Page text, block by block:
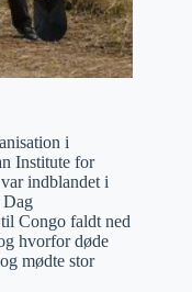
i
Institute for
indblandet i
Dag
Congo faldt ned
hvorfor døde
mødte stor